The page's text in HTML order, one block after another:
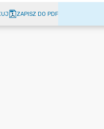
ZAPISZ DO PDF